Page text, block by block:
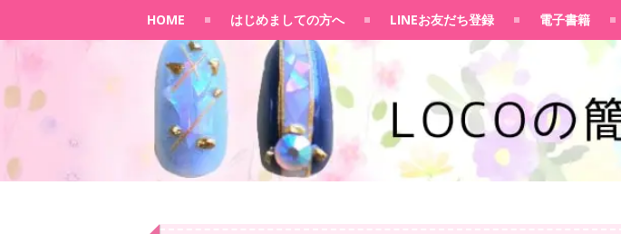
HOME はじめましての方へ LINEお友だち登録 電子書籍